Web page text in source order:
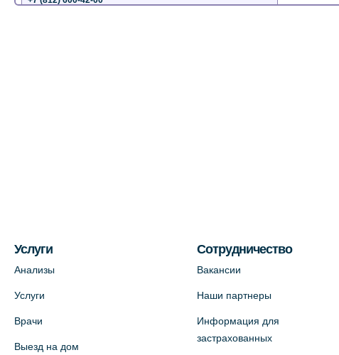
+7 (812) 660-73-69
На карте
Услуги
Анализы
Услуги
Врачи
Выезд на дом
Сотрудничество
Вакансии
Наши партнеры
Информация для
застрахованных